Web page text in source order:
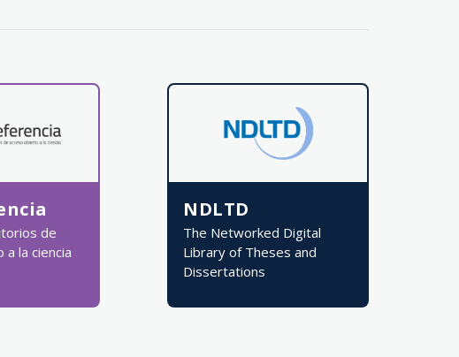
de
la ciencia
NDLTD
The Networked Digital
Library of Theses and
Dissertations